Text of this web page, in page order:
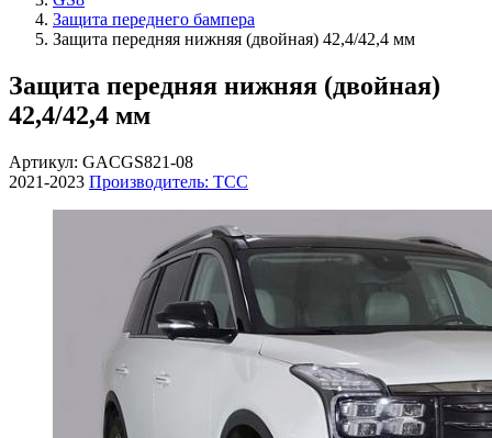
Защита переднего бампера
Защита передняя нижняя (двойная) 42,4/42,4 мм
Защита передняя нижняя (двойная)
42,4/42,4 мм
Артикул: GACGS821-08
2021-2023 Производитель: ТСС